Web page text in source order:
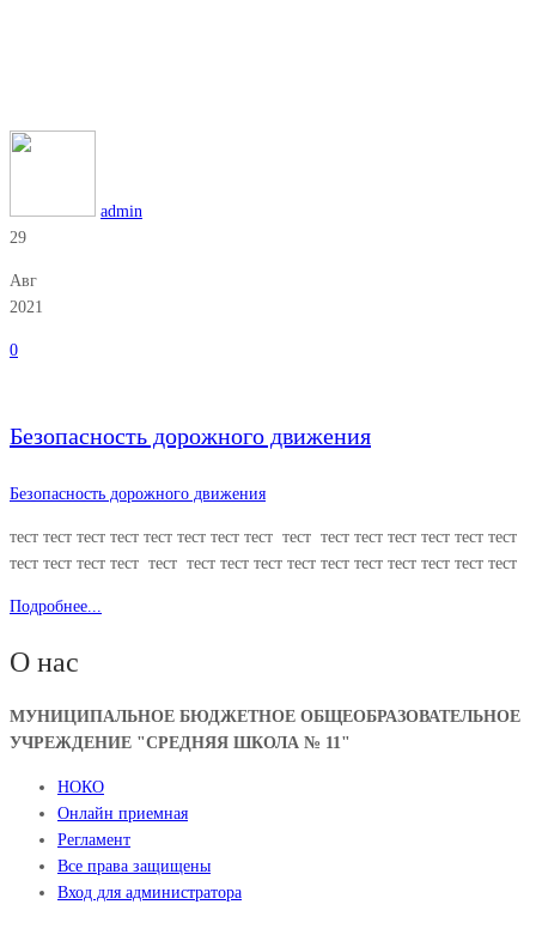
admin
29
Авг
2021
0
Безопасность дорожного движения
Безопасность дорожного движения
тест тест тест тест тест тест тест тест тест тест тест тест тест тест тест
тест тест тест тест тест тест тест тест тест тест тест тест тест тест тест
Подробнее...
О нас
МУНИЦИПАЛЬНОЕ БЮДЖЕТНОЕ ОБЩЕОБРАЗОВАТЕЛЬНОЕ
УЧРЕЖДЕНИЕ "СРЕДНЯЯ ШКОЛА № 11"
НОКО
Онлайн приемная
Регламент
Все права защищены
Вход для администратора